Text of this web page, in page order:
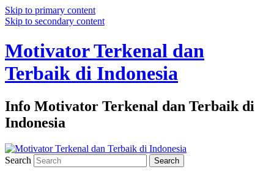
Skip to primary content
Skip to secondary content
Motivator Terkenal dan
Terbaik di Indonesia
Info Motivator Terkenal dan Terbaik di
Indonesia
Search